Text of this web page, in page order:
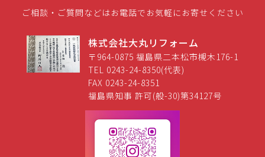
ご相談・ご質問などはお電話でお気軽にお寄せください
株式会社大丸リフォーム
〒964-0875 福島県二本松市槻木176-1
TEL 0243-24-8350(代表)
FAX 0243-24-8351
福島県知事 許可(般-30)第34127号